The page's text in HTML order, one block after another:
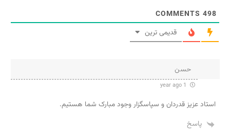
498
قدیمی ترین
حسن
استاد عزیز قدردان و سپاسگزار وجود مبارک شما هستیم.
پاسخ